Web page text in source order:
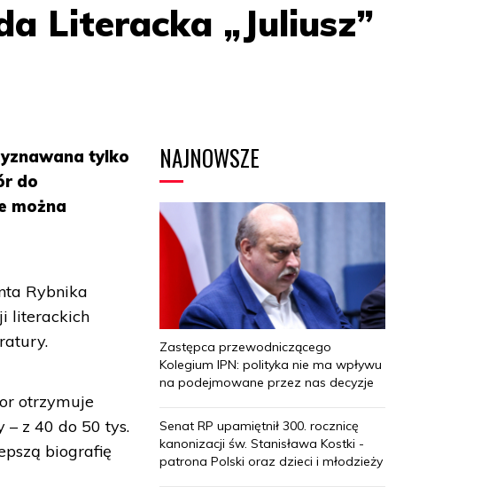
Literacka „Juliusz”
tylko
do
można
Rybnika
literackich
otrzymuje
– z 40 do 50 tys.
biografię
NAJNOWSZE
Zastępca przewodniczącego
Kolegium IPN: polityka nie ma wpływu
na podejmowane przez nas decyzje
Senat RP upamiętnił 300. rocznicę
kanonizacji św. Stanisława Kostki -
patrona Polski oraz dzieci i młodzieży